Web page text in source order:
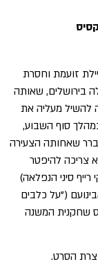
זועמת וחסרת
בירושלים, שאותה
להשיל מעליה את
סוף השבוע,
שאחותה הצעירה
צריכה להיפטר
סיני הנפלאה)
("על כלבים
שחקנית המשנה
הסרט.